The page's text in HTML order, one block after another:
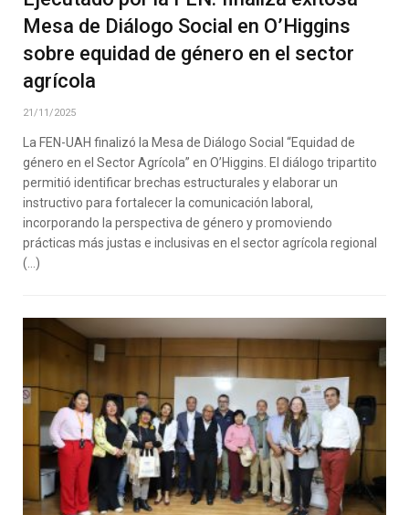
Mesa de Diálogo Social en O’Higgins
sobre equidad de género en el sector
agrícola
21/11/2025
La FEN-UAH finalizó la Mesa de Diálogo Social “Equidad de
género en el Sector Agrícola” en O’Higgins. El diálogo tripartito
permitió identificar brechas estructurales y elaborar un
instructivo para fortalecer la comunicación laboral,
incorporando la perspectiva de género y promoviendo
prácticas más justas e inclusivas en el sector agrícola regional
(…)